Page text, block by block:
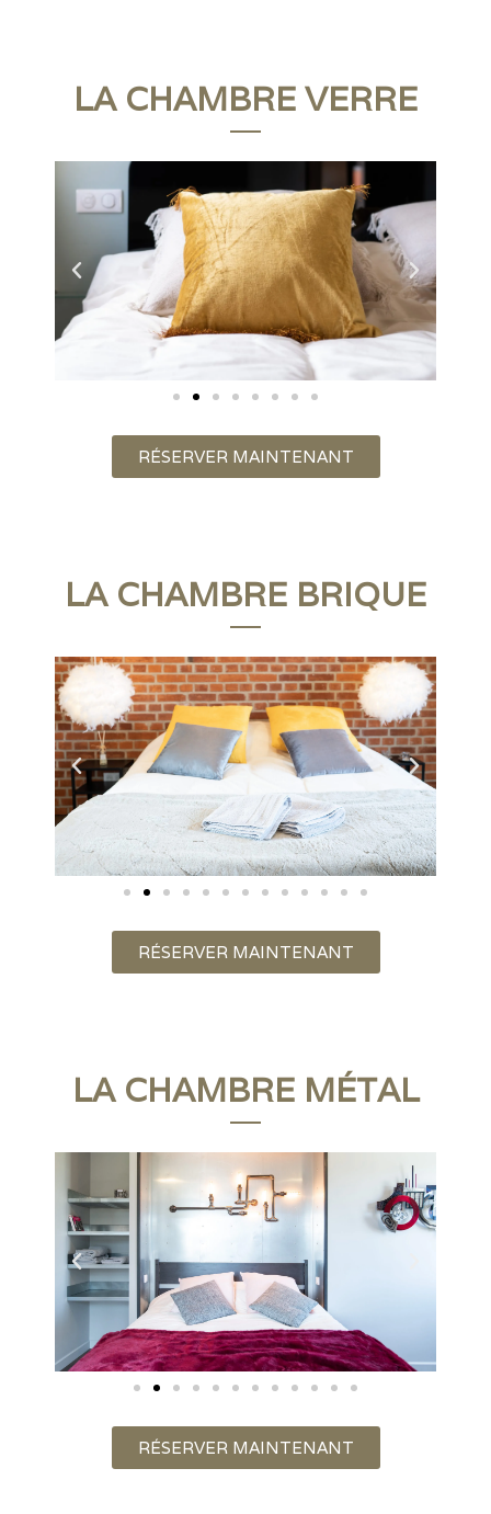
LA CHAMBRE VERRE
RÉSERVER MAINTENANT
LA CHAMBRE BRIQUE
RÉSERVER MAINTENANT
LA CHAMBRE MÉTAL
RÉSERVER MAINTENANT